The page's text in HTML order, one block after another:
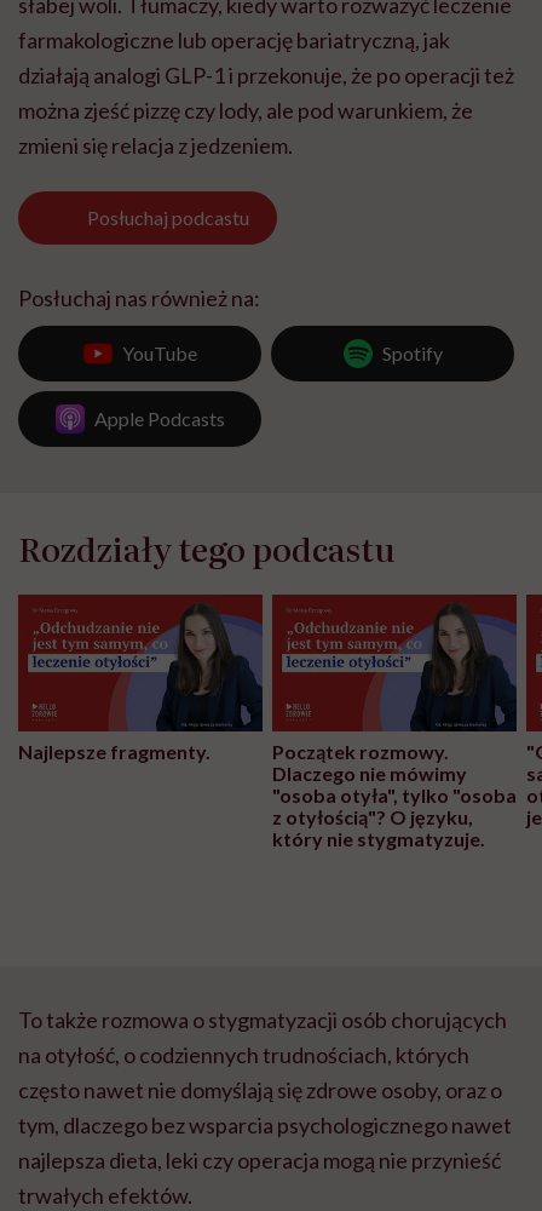
słabej woli. Tłumaczy, kiedy warto rozważyć leczenie
farmakologiczne lub operację bariatryczną, jak
działają analogi GLP-1 i przekonuje, że po operacji też
można zjeść pizzę czy lody, ale pod warunkiem, że
zmieni się relacja z jedzeniem.
Posłuchaj podcastu
Posłuchaj nas również na:
YouTube Spotify
Apple Podcasts
Rozdziały tego podcastu
Najlepsze fragmenty.
Początek rozmowy.
Dlaczego nie mówimy
"osoba otyła", tylko "osoba
z otyłością"? O języku,
który nie stygmatyzuje.
To także rozmowa o stygmatyzacji osób chorujących
na otyłość, o codziennych trudnościach, których
często nawet nie domyślają się zdrowe osoby, oraz o
tym, dlaczego bez wsparcia psychologicznego nawet
najlepsza dieta, leki czy operacja mogą nie przynieść
trwałych efektów.